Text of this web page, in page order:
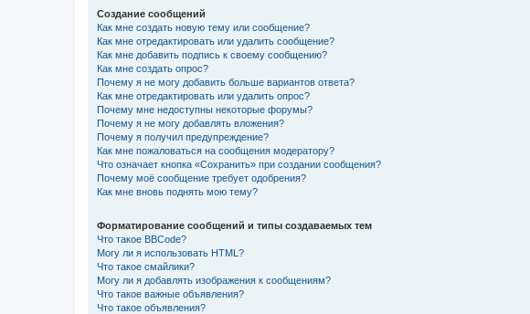
Создание сообщений
Как мне создать новую тему или сообщение?
Как мне отредактировать или удалить сообщение?
Как мне добавить подпись к своему сообщению?
Как мне создать опрос?
Почему я не могу добавить больше вариантов ответа?
Как мне отредактировать или удалить опрос?
Почему мне недоступны некоторые форумы?
Почему я не могу добавлять вложения?
Почему я получил предупреждение?
Как мне пожаловаться на сообщения модератору?
Что означает кнопка «Сохранить» при создании сообщения?
Почему моё сообщение требует одобрения?
Как мне вновь поднять мою тему?
Форматирование сообщений и типы создаваемых тем
Что такое BBCode?
Могу ли я использовать HTML?
Что такое смайлики?
Могу ли я добавлять изображения к сообщениям?
Что такое важные объявления?
Что такое объявления?